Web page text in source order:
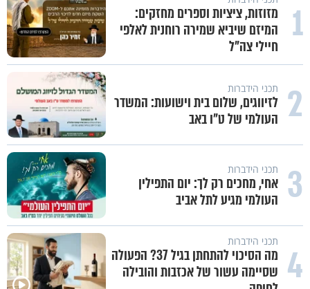
1
מזוזות, ציציות וספרים מחזקים:
המיזם שיביא שמירה רוחנית לאלפי
חיילי צה"ל
2 תכני הידברות
לזיווגים, שלום בית וישועות: המשדר
העולמי של ט"ו באב
3 תכני הידברות
אחי, מחכים רק לך: יום התפילין
העולמי מגיע לתל אביב
4 תכני הידברות
מה הסיכוי להתחתן בגיל 37? הפעולה
שסיימה עשור של אכזבות והובילה